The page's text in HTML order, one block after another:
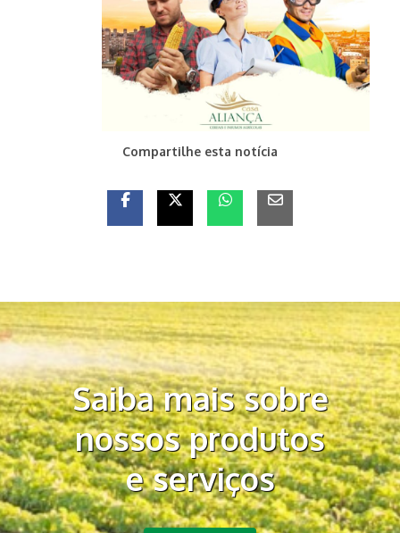
Compartilhe esta notícia
Saiba mais sobre
nossos produtos
e serviços